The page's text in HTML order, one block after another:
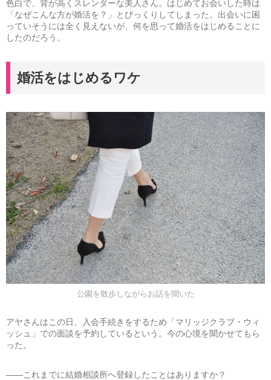
色白で、背が高くスレンダーな美人さん。はじめてお会いした時は
「なぜこんな方が婚活を？」とびっくりしてしまった。出会いに困
っていそうには全く見えないが、何を思って婚活をはじめることに
したのだろう。
婚活をはじめるワケ
公園を散歩しながらお話を聞いた
アヤさんはこの日、入会手続きをするため「マリッジクラブ・ウィ
ッシュ」での面談を予約しているという。今の心境を聞かせてもら
った。
――これまでに結婚相談所へ登録したことはありますか？